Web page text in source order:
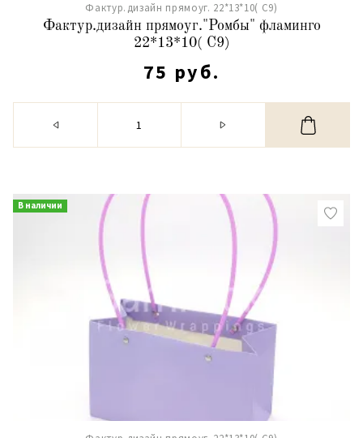
Фактур.дизайн прямоуг. 22*13*10( С9)
Фактур.дизайн прямоуг."Ромбы" фламинго
22*13*10( С9)
75 руб.
В наличии